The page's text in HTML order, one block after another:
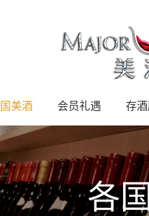
美酒 会员礼遇 存
各